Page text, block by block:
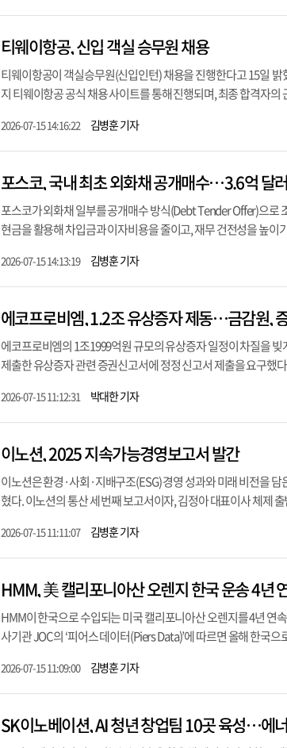
티웨이항공, 신입 객실 승무원 채용
티웨이항공이 객실승무원(신입인턴) 채용을 진행한다고 15일
지 티웨이항공 공식 채용 사이트를 통해 진행되며, 최종 합격자의
2026-07-15 14:16:22 김병훈 기자
포스코, 국내 최초 외화채 공개매수…3.6억 달
포스코가 외화채 일부를 공개매수 방식(Debt Tender Offer)으로
현금을 활용해 차입금과 이자비용을 줄이고, 재무 건전성을 높이
2026-07-15 14:13:19 김병훈 기자
에코프로비엠, 1.2조 유상증자 제동…금감원,
에코프로비엠의 1조1999억원 규모의 유상증자 일정이 차질을
제출한 유상증자 관련 증권신고서에 정정 신고서 제출을 요구했
2026-07-15 11:12:31 박대한 기자
이노션, 2025 지속가능경영보고서 발간
이노션은 환경·사회·지배구조(ESG) 경영 성과와 미래 비전을 담
혔다. 이노션의 통산 세 번째 보고서이자, 김정아 대표이사 체제
2026-07-15 11:11:07 김병훈 기자
HMM, 美 캘리포니아산 오렌지 한국 운송 4년
HMM이 한국으로 수입되는 미국 캘리포니아산 오렌지를 4년 연
사기관 JOC의 ‘피어스 데이터(Piers Data)’에 따르면 올해 한국
2026-07-15 11:09:00 김병훈 기자
SK이노베이션, AI 청년 창업팀 10곳 육성…에